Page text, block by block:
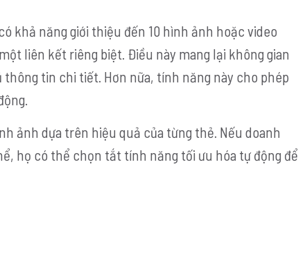
khả năng giới thiệu đến 10 hình ảnh hoặc video
liên kết riêng biệt. Điều này mang lại không gian
tin chi tiết. Hơn nữa, tính năng này cho phép
ảnh dựa trên hiệu quả của từng thẻ. Nếu doanh
họ có thể chọn tắt tính năng tối ưu hóa tự động để